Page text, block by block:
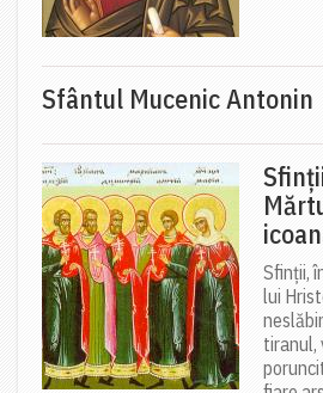
Sfântul Mucenic Antonin
Sfinții,
lui
tiranul,